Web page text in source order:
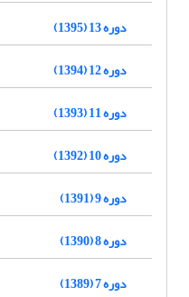
دوره 13 (1395)
دوره 12 (1394)
دوره 11 (1393)
دوره 10 (1392)
دوره 9 (1391)
دوره 8 (1390)
دوره 7 (1389)